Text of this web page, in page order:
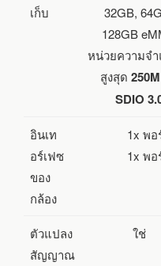
เก็บ
32GB,
128GB
หน่วยความจ
สูงสุด
SDIO
อินเท
อร์เฟซ
ของ
กล้อง
1x พอ
1x พอ
ตัวแปลง
สัญญาณ
ใช่